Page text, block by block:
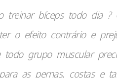
treinar bíceps todo dia
o efeito contrário e
todo grupo muscular
as pernas, costas e